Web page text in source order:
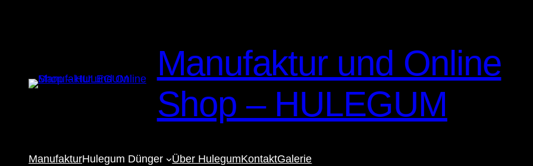
Manufaktur und Online
Shop – HULEGUM
ManufakturHulegum Dünger Über HulegumKontaktGalerie